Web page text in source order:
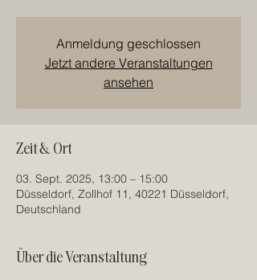
Anmeldung geschlossen
Jetzt andere Veranstaltungen
ansehen
Zeit & Ort
03. Sept. 2025, 13:00 – 15:00
Düsseldorf, Zollhof 11, 40221 Düsseldorf,
Deutschland
Über die Veranstaltung